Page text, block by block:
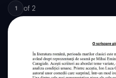
1 of 2